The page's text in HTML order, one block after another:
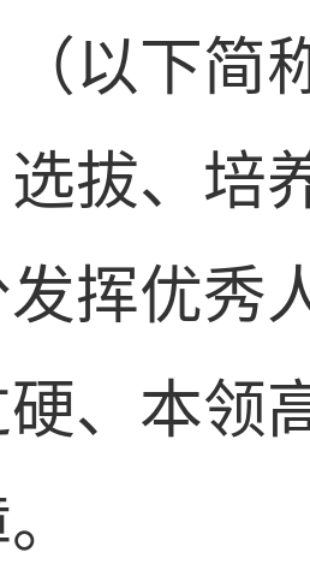
以下简
拔、培
挥优秀
、本领